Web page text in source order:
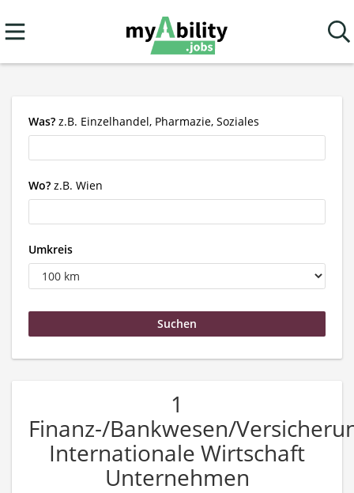
Was? z.B. Einzelhandel, Pharmazie, Soziales
Wo? z.B. Wien
Umkreis
1
Finanz-/Bankwesen/
Internationale Wirtschaft
Unternehmen